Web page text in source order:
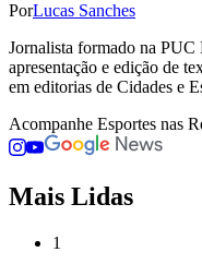
PorLucas Sanches
Jornalista formado na PUC
apresentação e edição de
em editorias de Cidades e
Acompanhe Esportes nas
Mais Lidas
1